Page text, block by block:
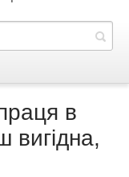
в
вигідна,